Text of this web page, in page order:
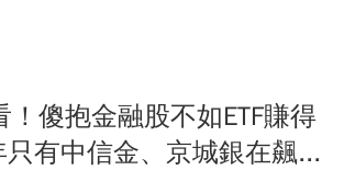
！傻抱金融股不如ETF賺得
只有中信金、京城銀在飆...